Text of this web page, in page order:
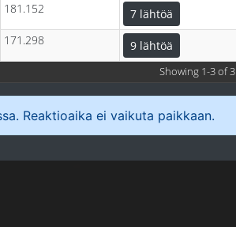
181.152
7 lähtöä
171.298 9 lähtöä
Showing 1-3 of 3
Reaktioaika ei vaikuta paikkaan.